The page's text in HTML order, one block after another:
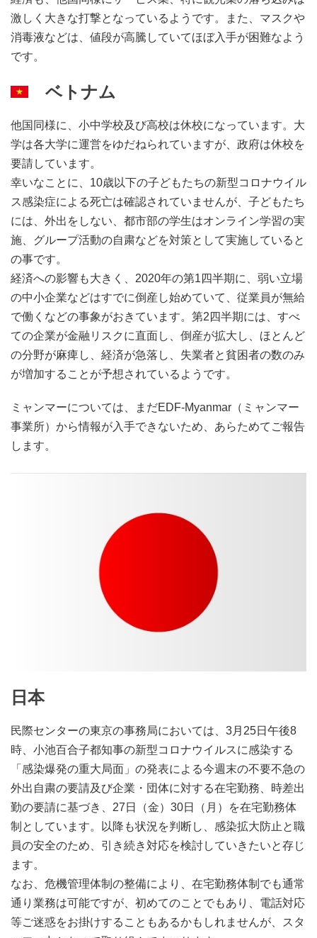
激しく大きな打撃となっているようです。
また、マスクや
消毒液などは、値段が高騰していてほぼ入手が困難なよう
です。
ベトナム
他国同様に、小中学校及び高校は休校になっています。大
学は各大学に運営をゆだねられていますが、政府は休校を
要請しています。
幸いなことに、10歳以下の子どもたちの新型コロナウイル
ス感染症による死亡は確認されていませんが、 子どもたち
には、外出をしない、都市部の学生はオンライン学習の実
施、グループ活動の自粛などを対策として実施していると
の事です。
経済への影響も大きく、2020年の第1四半期に、弱い立場
の中小企業などはすでに倒産し始めていて、従業員が無給
で働くなどの事象がおきています。第2四半期には、すべ
ての企業が金融リスクに直面し、倒産が拡大し、ほとんど
の分野が麻痺し、経済が急落し、失業者と貧困者の数のみ
が増加することが予想されているようです。
ミャンマーについては、まだEDF-Myanmar（ミャンマー
事業所）から情報が入手できないため、あらためてご報告
します。
日本
民際センターの東京の事務局においては、3月25日午後8
時、小池百合子都知事の新型コロナウイルスに感染する
「感染爆発の重大局面」の発表による今週末の不要不急の
外出自粛の要請及び企業・団体に対する在宅勤務、時差出
勤の要請に基づき、27日（金）30日（月）を在宅勤務体
制としています。以降も状況を判断し、感染拡大防止と職
員の安全のため、引き続き対応を検討していきたいと存じ
ます。
なお、危機管理体制の整備により、在宅勤務体制でも通常
通り業務は可能ですが、初めてのことでもあり、電話対応
等ご迷惑をお掛けすることもあるかもしれませんが、スタ